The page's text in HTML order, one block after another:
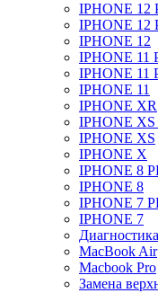
IPHONE 12
IPHONE 12
IPHONE 12
IPHONE 11
IPHONE 11
IPHONE 11
IPHONE XR
IPHONE
IPHONE XS
IPHONE X
IPHONE 8
IPHONE 8
IPHONE 7
IPHONE 7
MacBook Air
Macbook Pro
Замена